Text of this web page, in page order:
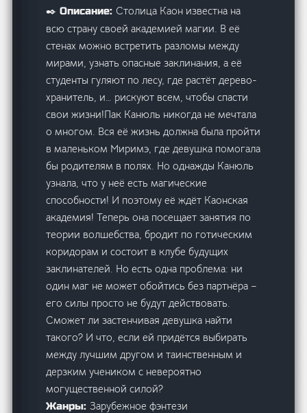
✒️ Описание:Столица Каон известна на
всю страну своей академией магии. В её
стенах можно встретить разломы между
мирами, узнать опасные заклинания, а её
студенты гуляют по лесу, где растёт дерево-
хранитель, и… рискуют всем, чтобы спасти
свои жизни!Пак Канюль никогда не мечтала
о многом. Вся её жизнь должна была пройти
в маленьком Миримэ, где девушка помогала
бы родителям в полях. Но однажды Канюль
узнала, что у неё есть магические
способности! И поэтому её ждёт Каонская
академия! Теперь она посещает занятия по
теории волшебства, бродит по готическим
коридорам и состоит в клубе будущих
заклинателей. Но есть одна проблема: ни
один маг не может обойтись без партнёра –
его силы просто не будут действовать.
Сможет ли застенчивая девушка найти
такого? И что, если ей придётся выбирать
между лучшим другом и таинственным и
дерзким учеником с невероятно
могущественной силой?
Жанры:Зарубежное фэнтези